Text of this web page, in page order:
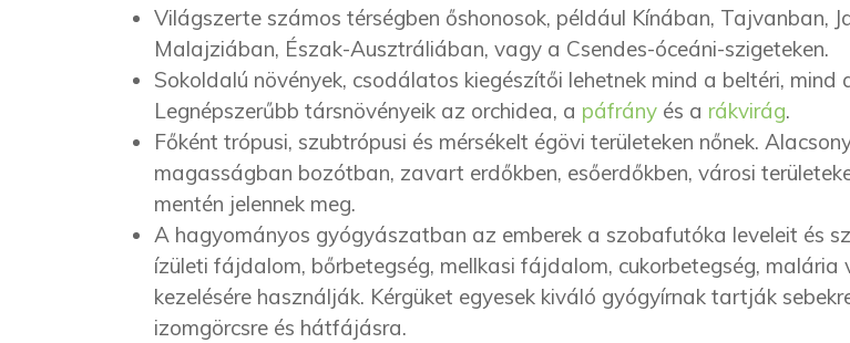
Világszerte számos térségben őshonosok, például Kínában, Tajvanban,
Malajziában, Észak-Ausztráliában, vagy a Csendes-óceáni-szigeteken.
Sokoldalú növények, csodálatos kiegészítői lehetnek mind a beltéri, mind
Legnépszerűbb társnövényeik az orchidea, a páfrány és a rákvirág.
Főként trópusi, szubtrópusi és mérsékelt égövi területeken nőnek.
magasságban bozótban, zavart erdőkben, esőerdőkben, városi
mentén jelennek meg.
A hagyományos gyógyászatban az emberek a szobafutóka leveleit és
ízületi fájdalom, bőrbetegség, mellkasi fájdalom, cukorbetegség,
kezelésére használják. Kérgüket egyesek kiváló gyógyírnak tartják
izomgörcsre és hátfájásra.